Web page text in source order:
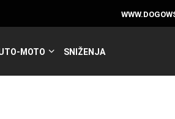
MOTO SNIŽENJA